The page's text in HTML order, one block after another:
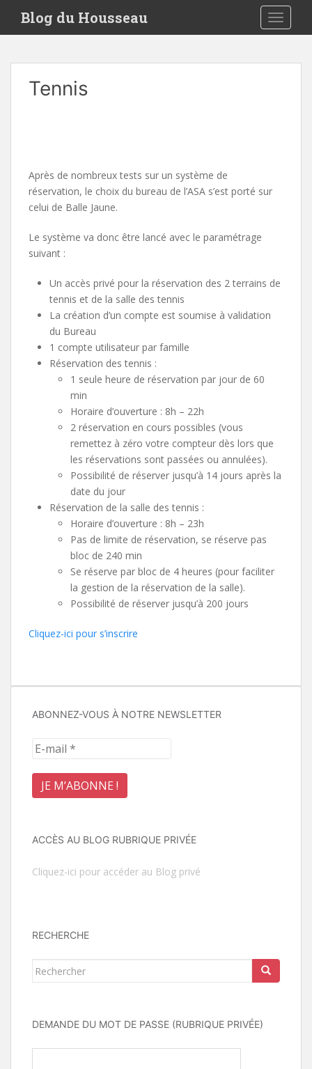
i
Blog du Housseau
Tennis
Après de nombreux tests sur un système de
réservation, le choix du bureau de l’ASA s’est porté sur
celui de Balle Jaune.
Le système va donc être lancé avec le paramétrage
suivant :
Un accès privé pour la réservation des 2 terrains de
tennis et de la salle des tennis
La création d’un compte est soumise à validation
du Bureau
1 compte utilisateur par famille
Réservation des tennis :
1 seule heure de réservation par jour de 60
min
Horaire d’ouverture : 8h – 22h
2 réservation en cours possibles (vous
remettez à zéro votre compteur dès lors que
les réservations sont passées ou annulées).
Possibilité de réserver jusqu’à 14 jours après la
date du jour
Réservation de la salle des tennis :
Horaire d’ouverture : 8h – 23h
Pas de limite de réservation, se réserve pas
bloc de 240 min
Se réserve par bloc de 4 heures (pour faciliter
la gestion de la réservation de la salle).
Possibilité de réserver jusqu’à 200 jours
Cliquez-ici pour s’inscrire
ABONNEZ-VOUS À NOTRE NEWSLETTER
ACCÈS AU BLOG RUBRIQUE PRIVÉE
Cliquez-ici pour accéder au Blog privé
RECHERCHE
Rechercher...
DEMANDE DU MOT DE PASSE (RUBRIQUE PRIVÉE)